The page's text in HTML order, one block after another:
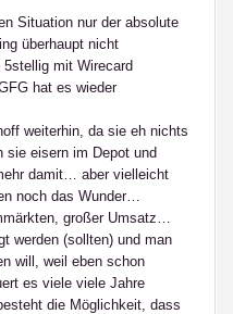
Situation nur der absolute
überhaupt nicht
mit Wirecard
hat es wieder
weiterhin, da sie eh nichts
sie eisern im Depot und
damit… aber vielleicht
noch das Wunder…
großer Umsatz…
werden (sollten) und man
will, weil eben schon
es viele viele Jahre
die Möglichkeit, dass